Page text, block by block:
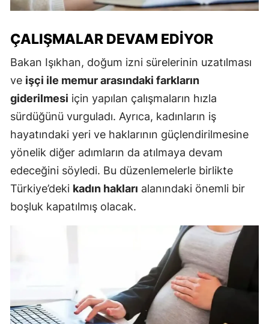
ÇALIŞMALAR DEVAM EDIYOR
Bakan Işıkhan, doğum izni sürelerinin uzatılması
ve işçi ile memur arasındaki farkların
giderilmesi için yapılan çalışmaların hızla
sürdüğünü vurguladı. Ayrıca, kadınların iş
hayatındaki yeri ve haklarının güçlendirilmesine
yönelik diğer adımların da atılmaya devam
edeceğini söyledi. Bu düzenlemelerle birlikte
Türkiye’deki kadın hakları alanındaki önemli bir
boşluk kapatılmış olacak.